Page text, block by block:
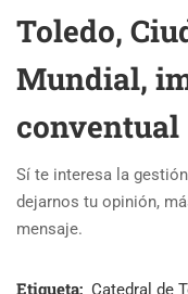
Toledo,
Mundial,
conventual
Sí te interesa la
dejarnos tu opinión,
mensaje.
Etiqueta: